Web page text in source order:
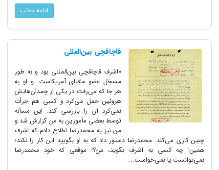
ادامه مطلب
قاچاقچی بین‌المللی
«اشرف قاچاقچی بین‌المللی بود و به طور
مسجّل عضو مافیای آمریکاست. و او به
هر جا که می‌رفت در یکی از چمدان‌هایش
هروئین حمل می‌کرد و کسی هم جرأت
نمی‌کرد آن را بازرسی کند. این مسأله
توسط بعضی مأمورین به من گزارش شد و
من نیز به محمدرضا اطلاع دادم که اشرف
چنین کاری می‌کند. محمدرضا دستور داد که به او بگویید این کار را نکند؛
همین! چه کسی به اشرف بگوید، من؟! موقعی که خود محمدرضا
نمی‌توانست یا نمی‌خواست...